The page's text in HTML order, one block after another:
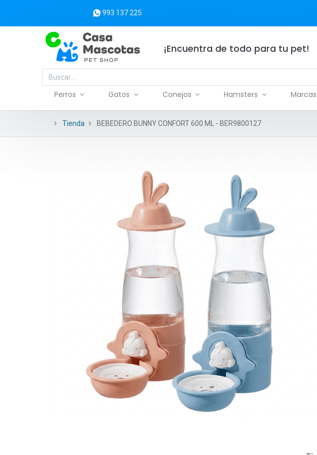
993 137 225
¡Encuentra de todo para tu pet!
Perros Gatos Conejos Hamsters Marcas
Tienda BEBEDERO BUNNY CONFORT 600 ML - BER9800127